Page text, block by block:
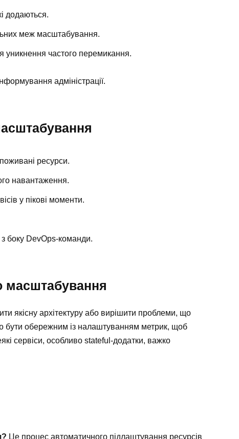
додаються.
меж масштабування.
частого перемикання.
адміністрації.
ресурси.
навантаження.
у пікові моменти.
боку DevOps-команди.
масштабування
якісну архітектуру або вирішити проблеми, що
бути обережним із налаштуванням метрик, щоб
сервіси, особливо stateful-додатки, важко
Це процес автоматичного підлаштування ресурсів